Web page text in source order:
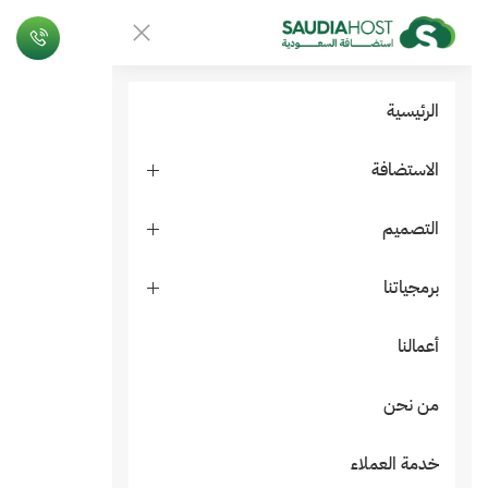
الرئيسية
الاستضافة
التصميم
برمجياتنا
أعمالنا
من نحن
خدمة العملاء